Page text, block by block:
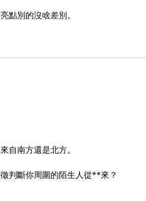
點別的沒啥差別。
自南方還是北方。
判斷你周圍的陌生人從**來？